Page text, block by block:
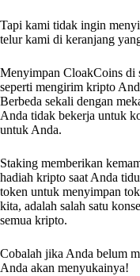
Tapi kami tidak ingin
telur kami di keranjang
Menyimpan CloakCoins di
seperti mengirim kripto
Berbeda sekali dengan
Anda tidak bekerja untuk
untuk Anda.
Staking memberikan
hadiah kripto saat Anda
token untuk menyimpan
kita, adalah salah satu
semua kripto.
Cobalah jika Anda belum
Anda akan menyukainya!